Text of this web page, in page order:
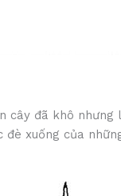
cây đã khô nhưng
đè xuống của